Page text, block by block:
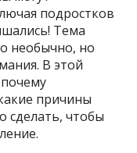
подростков
Тема
необычно, но
В этой
причины
сделать, чтобы